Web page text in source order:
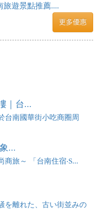
旅遊景點推薦....
更多優惠
｜台...
台南國華街小吃商圈周
...
商旅～ 「台南住宿‧S...
を離れた、古い街並みの